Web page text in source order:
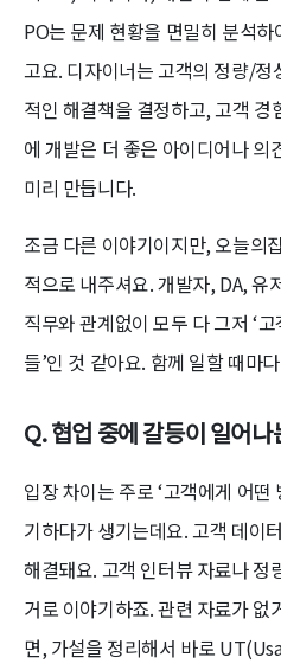
PO는 문제 현황을 면밀히 분석
고요. 디자이너는 고객의 정량/정
적인 해결책을 결정하고, 고객 경
에 개발은 더 좋은 아이디어나 의
미리 만듭니다.
조금 다른 이야기이지만, 오늘의
적으로 내주셔요. 개발자, DA, 유
직무와 관계없이 모두 다 그저 ‘
들’인 것 같아요. 함께 일할 때마
Q. 협업 중에 갈등이 일어
입장 차이는 주로 ‘고객에게 어
기하다가 생기는데요. 고객 데이
해결돼요. 고객 인터뷰 자료나 정
거로 이야기하죠. 관련 자료가
면, 가설을 정리해서 바로